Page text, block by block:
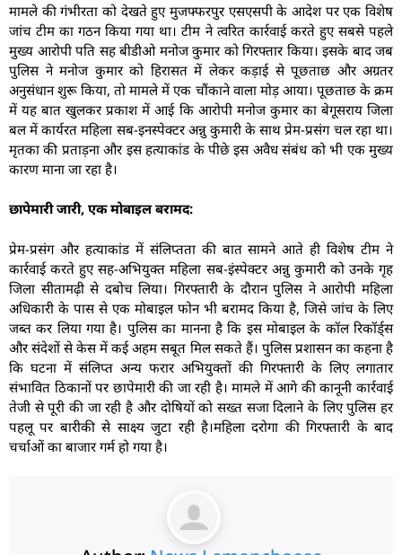
मामले की गंभीरता को देखते हुए मुजफ्फरपुर एसएसपी के आदेश पर एक विशेष
जांच टीम का गठन किया गया था। टीम ने त्वरित कार्रवाई करते हुए सबसे पहले
मुख्य आरोपी पति सह बीडीओ मनोज कुमार को गिरफ्तार किया। इसके बाद जब
पुलिस ने मनोज कुमार को हिरासत में लेकर कड़ाई से पूछताछ और अग्रतर
अनुसंधान शुरू किया, तो मामले में एक चौंकाने वाला मोड़ आया। पूछताछ के क्रम
में यह बात खुलकर प्रकाश में आई कि आरोपी मनोज कुमार का बेगूसराय जिला
बल में कार्यरत महिला सब-इनस्पेक्टर अन्नु कुमारी के साथ प्रेम-प्रसंग चल रहा था।
मृतका की प्रताड़ना और इस हत्याकांड के पीछे इस अवैध संबंध को भी एक मुख्य
कारण माना जा रहा है।
छापेमारी जारी, एक मोबाइल बरामद:
प्रेम-प्रसंग और हत्याकांड में संलिप्तता की बात सामने आते ही विशेष टीम ने
कार्रवाई करते हुए सह-अभियुक्त महिला सब-इंस्पेक्टर अन्नु कुमारी को उनके गृह
जिला सीतामढ़ी से दबोच लिया। गिरफ्तारी के दौरान पुलिस ने आरोपी महिला
अधिकारी के पास से एक मोबाइल फोन भी बरामद किया है, जिसे जांच के लिए
जब्त कर लिया गया है। पुलिस का मानना है कि इस मोबाइल के कॉल रिकॉर्ड्स
और संदेशों से केस में कई अहम सबूत मिल सकते हैं। पुलिस प्रशासन का कहना है
कि घटना में संलिप्त अन्य फरार अभियुक्तों की गिरफ्तारी के लिए लगातार
संभावित ठिकानों पर छापेमारी की जा रही है। मामले में आगे की कानूनी कार्रवाई
तेजी से पूरी की जा रही है और दोषियों को सख्त सजा दिलाने के लिए पुलिस हर
पहलू पर बारीकी से साक्ष्य जुटा रही है।महिला दरोगा की गिरफ्तारी के बाद
चर्चाओं का बाजार गर्म हो गया है।